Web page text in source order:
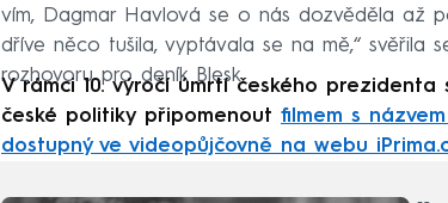
vím, Dagmar Havlová se o nás dozvěděla až
dříve něco tušila, vyptávala se na mě,“ svěřila
rozhovoru pro deník Blesk.
V rámci 10. výročí úmrtí českého
české politiky připomenout filmem s
dostupný ve videopůjčovně na webu